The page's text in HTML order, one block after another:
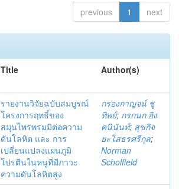
previous 1 next
Title Author(s)
รายงานวิจัยฉบับสมบูรณ์
โครงการฤทธิ์ของ
สมุนไพรพรมมิต่อความ
ดันโลหิต และ การ
เปลี่ยนแปลงแผนภูมิ
โปรตีนในหนูที่มีภาวะ
ความดันโลหิตสูง
กรองกาญจน์ ชู
ทิพย์; กรกนก อิง
คนินันท์; สุขกิจ
ยะโสธรศรีกุล;
Norman
Scholfield